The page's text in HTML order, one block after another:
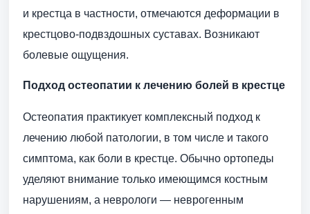
и крестца в частности, отмечаются деформации в
крестцово-подвздошных суставах. Возникают
болевые ощущения.
Подход остеопатии к лечению болей в крестце
Остеопатия практикует комплексный подход к
лечению любой патологии, в том числе и такого
симптома, как боли в крестце. Обычно ортопеды
уделяют внимание только имеющимся костным
нарушениям, а неврологи — неврогенным